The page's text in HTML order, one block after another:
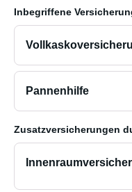
Inbegriffene
Pannenhilfe
Zusatzversicherungen